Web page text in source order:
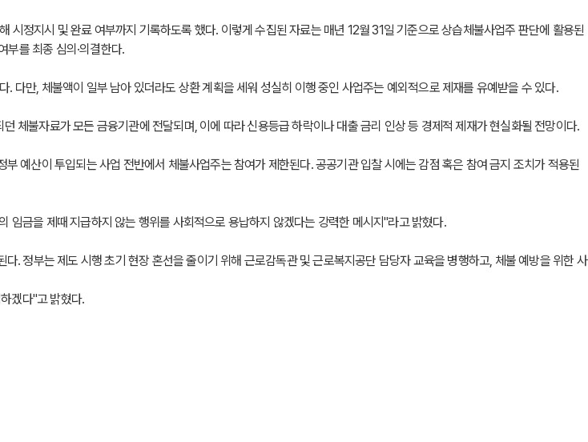
정지시 및 완료 여부까지 기록하도록 했다. 이렇게 수집된 자료는 매년 12월 31일 기준으로 상습체불사업주 판단에 활용된
부를 최종 심의·의결한다.
만, 체불액이 일부 남아 있더라도 상환 계획을 세워 성실히 이행 중인 사업주는 예외적으로 제재를 유예받을 수 있다.
체불자료가 모든 금융기관에 전달되며, 이에 따라 신용등급 하락이나 대출 금리 인상 등 경제적 제재가 현실화될 전망이다.
예산이 투입되는 사업 전반에서 체불사업주는 참여가 제한된다. 공공기관 입찰 시에는 감점 혹은 참여 금지 조치가 적용된
금을 제때 지급하지 않는 행위를 사회적으로 용납하지 않겠다는 강력한 메시지"라고 밝혔다.
정부는 제도 시행 초기 현장 혼선을 줄이기 위해 근로감독관 및 근로복지공단 담당자 교육을 병행하고, 체불 예방을 위한 사
겠다"고 밝혔다.